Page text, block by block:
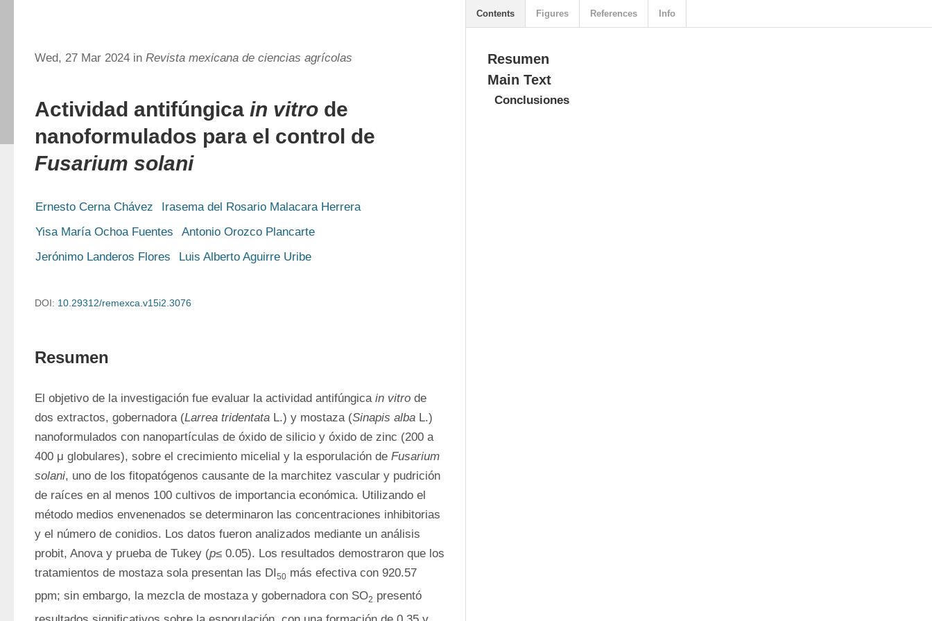
Wed, 27 Mar 2024 in Revista mexicana de ciencias agrícolas
Actividad antifúngica in vitro de
nanoformulados para el control de
Fusarium solani
Ernesto Cerna Chávez
Irasema del Rosario Malacara Herrera
Yisa María Ochoa Fuentes
Antonio Orozco Plancarte
Jerónimo Landeros Flores
Luis Alberto Aguirre Uribe
DOI: 10.29312/remexca.v15i2.3076
Resumen
El objetivo de la investigación fue evaluar la actividad antifúngica in vitro de
dos extractos, gobernadora (Larrea tridentata L.) y mostaza (Sinapis alba L.)
nanoformulados con nanopartículas de óxido de silicio y óxido de zinc (200 a
400 μ globulares), sobre el crecimiento micelial y la esporulación de Fusarium
solani, uno de los fitopatógenos causante de la marchitez vascular y pudrición
de raíces en al menos 100 cultivos de importancia económica. Utilizando el
método medios envenenados se determinaron las concentraciones inhibitorias
y el número de conidios. Los datos fueron analizados mediante un análisis
probit, Anova y prueba de Tukey (p≤ 0.05). Los resultados demostraron que los
tratamientos de mostaza sola presentan las DI50 más efectiva con 920.57
ppm; sin embargo, la mezcla de mostaza y gobernadora con SO2 presentó
Resumen
Main Text
Conclusiones
Contents Figures References Info